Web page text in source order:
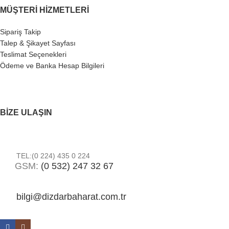
MÜŞTERI HIZMETLERI
Sipariş Takip
Talep & Şikayet Sayfası
Teslimat Seçenekleri
Ödeme ve Banka Hesap Bilgileri
BIZE ULAŞIN
TEL:(0 224) 435 0 224
GSM: (0 532) 247 32 67
bilgi@dizdarbaharat.com.tr